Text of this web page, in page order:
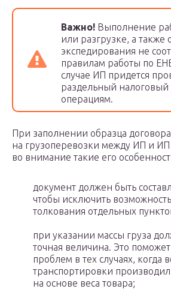
Важно! Выполнение
или разгрузке, а также
экспедирования не
правилам работы по
случае ИП придется
раздельный налоговый
операциям.
При заполнении образца договора
на грузоперевозки между ИП и
во внимание такие его
документ должен быть
чтобы исключить
толкования отдельных
при указании массы груза
точная величина. Это
проблем в тех случаях, когда
транспортировки
на основе веса товара;